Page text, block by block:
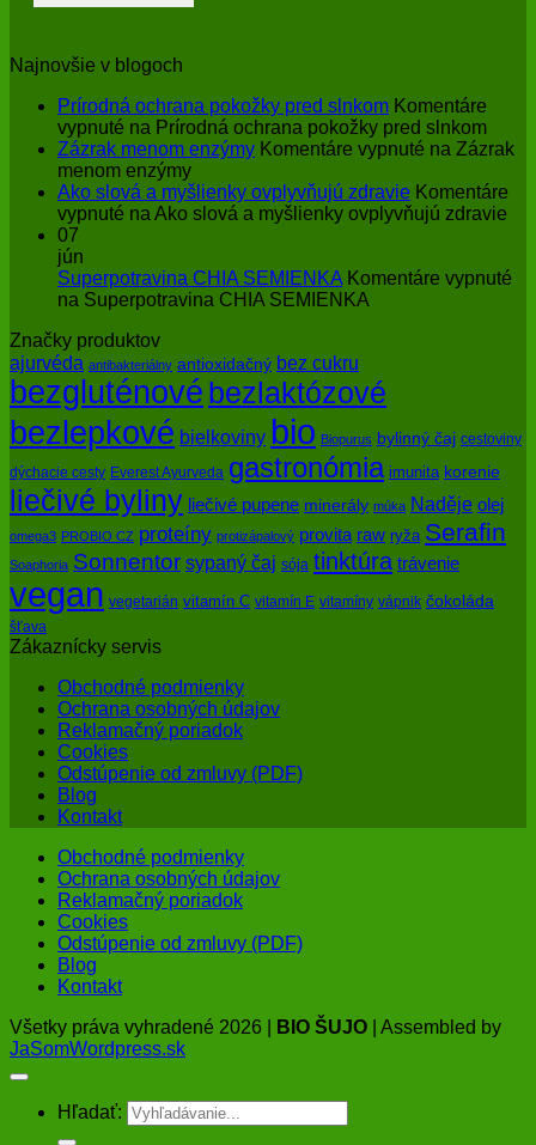
Najnovšie v blogoch
Prírodná ochrana pokožky pred slnkom Komentáre
vypnuté na Prírodná ochrana pokožky pred slnkom
Zázrak menom enzýmy Komentáre vypnuté na Zázrak
menom enzýmy
Ako slová a myšlienky ovplyvňujú zdravie Komentáre
vypnuté na Ako slová a myšlienky ovplyvňujú zdravie
07
jún
Superpotravina CHIA SEMIENKA Komentáre vypnuté
na Superpotravina CHIA SEMIENKA
Značky produktov
ajurvéda antibakteriálny antioxidačný bez cukru
bezgluténové bezlaktózové
bezlepkové bielkoviny bio Biopurus bylinný čaj cestoviny
dýchacie cesty Everest Ayurveda gastronómia imunita korenie
liečivé byliny liečivé pupene minerály múka Naděje olej
omega3 PROBIO CZ proteíny protizápalový provita raw ryža Serafin
Soaphoria Sonnentor sypaný čaj sója tinktúra trávenie
vegan vegetarián vitamín C vitamín E vitamíny vápnik čokoláda
šťava
Zákaznícky servis
Obchodné podmienky
Ochrana osobných údajov
Reklamačný poriadok
Cookies
Odstúpenie od zmluvy (PDF)
Blog
Kontakt
Obchodné podmienky
Ochrana osobných údajov
Reklamačný poriadok
Cookies
Odstúpenie od zmluvy (PDF)
Blog
Kontakt
Všetky práva vyhradené 2026 |
BIO ŠUJO | Assembled by
JaSomWordpress.sk
Hľadať: